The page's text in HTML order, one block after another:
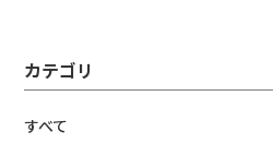
カテゴリ
すべて